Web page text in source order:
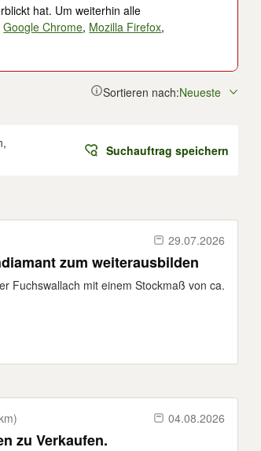
hat. Um weiterhin alle
Google Chrome, Mozilla Firefox,
Sortieren nach:Neueste
Suchauftrag speichern
29.07.2026
zum weiterausbilden
Fuchswallach mit einem Stockmaß von ca.
04.08.2026
zu Verkaufen.